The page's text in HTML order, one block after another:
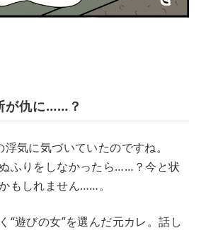
が仇に……？
気に気づいていたのですね。
ふりをしなかったら……？今と状
もしれません……。
“遊びの女”を選んだ元カレ。話し